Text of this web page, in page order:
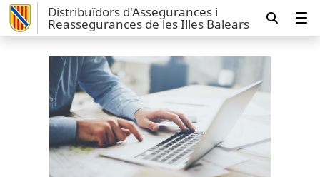
Distribuïdors d'Assegurances i
Reassegurances de les Illes Balears